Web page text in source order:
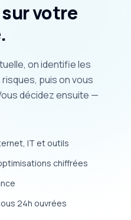
votre
on identifie les
puis on vous
décidez ensuite —
IT et outils
chiffrées
24h ouvrées